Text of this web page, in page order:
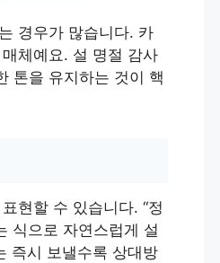
경우가 많습니다. 카
체예요. 설 명절 감사
톤을 유지하는 것이 핵
현할 수 있습니다. “정
식으로 자연스럽게 설
즉시 보낼수록 상대방